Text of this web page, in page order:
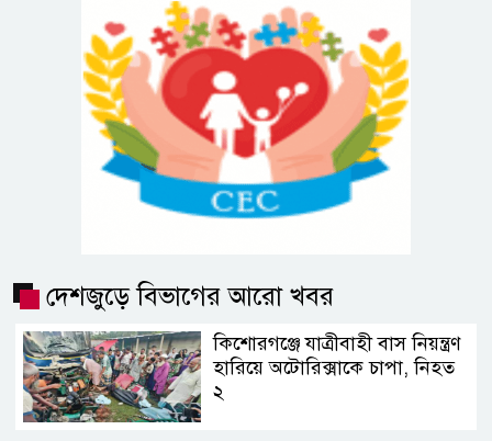
দেশজুড়ে বিভাগের আরো খবর
কিশোরগঞ্জে যাত্রীবাহী বাস নিয়ন্ত্রণ
হারিয়ে অটোরিক্সাকে চাপা, নিহত
২